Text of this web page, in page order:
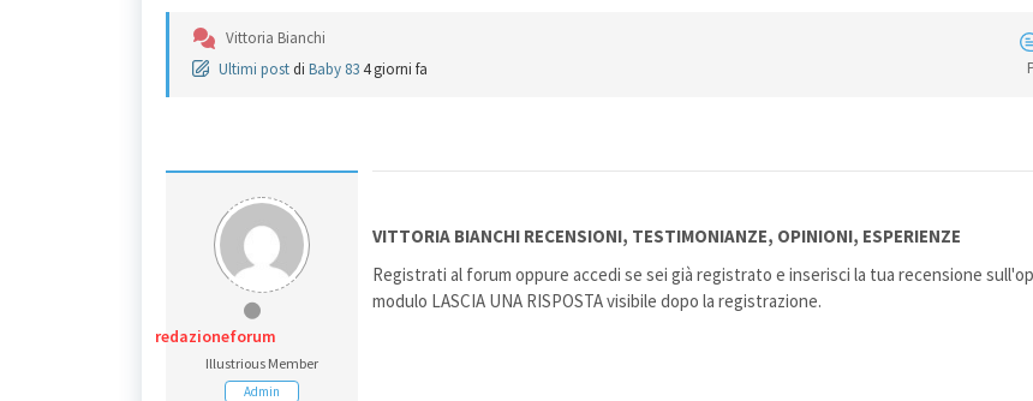
Vittoria Bianchi
Ultimi post di Baby 834 giorni fa
redazioneforum
Illustrious Member
Admin
VITTORIA BIANCHI RECENSIONI, TESTIMONIANZE, OPINIONI, ESPERIENZE
Registrati al forum oppure accedi se sei già registrato e inserisci la tua recensione
modulo LASCIA UNA RISPOSTA visibile dopo la registrazione.